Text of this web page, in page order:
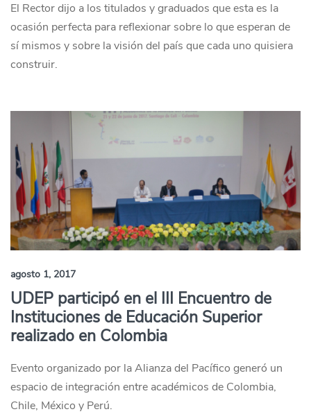
El Rector dijo a los titulados y graduados que esta es la
ocasión perfecta para reflexionar sobre lo que esperan de
sí mismos y sobre la visión del país que cada uno quisiera
construir.
agosto 1, 2017
UDEP participó en el III Encuentro de
Instituciones de Educación Superior
realizado en Colombia
Evento organizado por la Alianza del Pacífico generó un
espacio de integración entre académicos de Colombia,
Chile, México y Perú.